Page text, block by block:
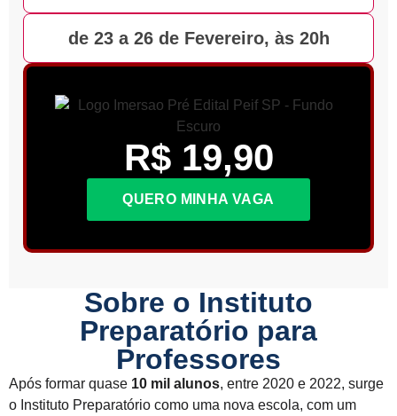
de 23 a 26 de Fevereiro, às 20h
R$ 19,90
QUERO MINHA VAGA
Sobre o Instituto
Preparatório para
Professores
Após formar quase 10 mil alunos, entre 2020 e 2022, surge
o Instituto Preparatório como uma nova escola, com um